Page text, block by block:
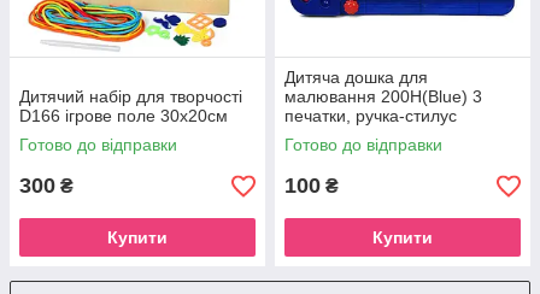
Дитячий набір для творчості
D166 ігрове поле 30х20см
Готово до відправки
300 ₴
Купити
Дитяча дошка для
малювання 200H(Blue) 3
печатки, ручка-стилус
Готово до відправки
100 ₴
Купити